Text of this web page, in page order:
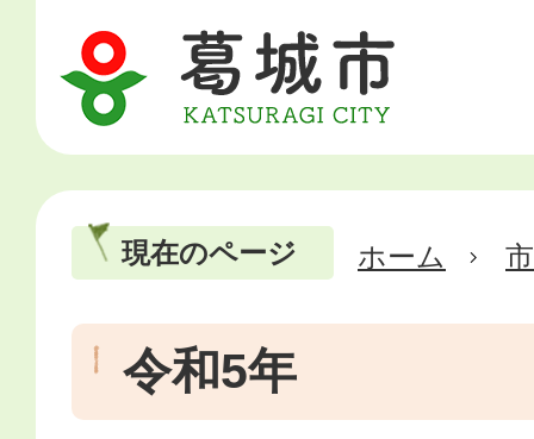
現在のページ ホーム
令和5年